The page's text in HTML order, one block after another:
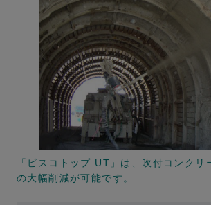
「ビスコトップ UT」は、吹付コンクリ
の大幅削減が可能です。